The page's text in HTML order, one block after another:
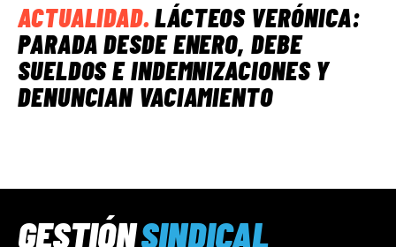
ACTUALIDAD.LÁCTEOS VERÓNICA:
PARADA DESDE ENERO, DEBE
SUELDOS E INDEMNIZACIONES Y
DENUNCIAN VACIAMIENTO
GESTIÓNSINDICAL